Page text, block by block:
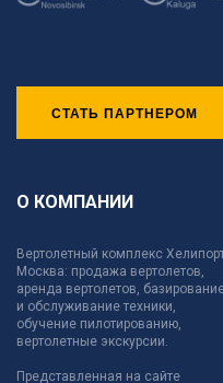
СТАТЬ ПАРТНЕРОМ
О КОМПАНИИ
Вертолетный комплекс
Москва: продажа вертолетов,
аренда вертолетов,
и обслуживание техники,
обучение пилотированию,
вертолетные экскурсии.
Представленная на сайте